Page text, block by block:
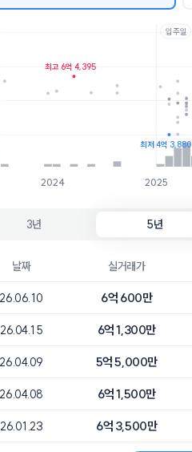
입주일
2024 2025
최고 6억 4,395
최저 4억 3,880
3년 5년
날짜 실거래가
26.06.10 6억 600만
26.04.15 6억 1,300만
26.04.09 5억 5,000만
26.04.08 6억 1,500만
26.01.23 6억 3,500만